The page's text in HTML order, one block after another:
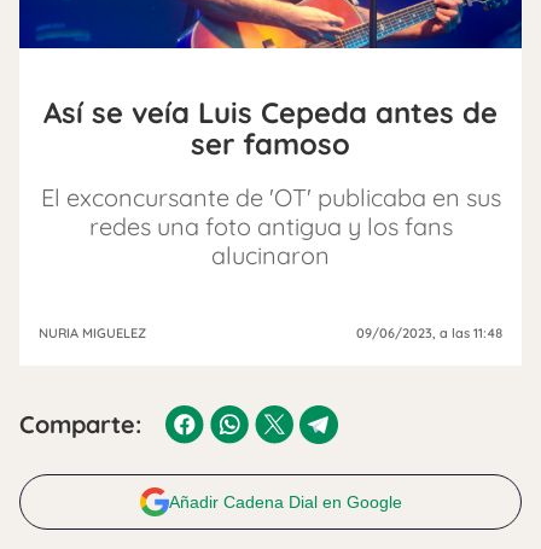
Así se veía Luis Cepeda antes de
ser famoso
El exconcursante de 'OT' publicaba en sus
redes una foto antigua y los fans
alucinaron
NURIA MIGUELEZ 09/06/2023, a las 11:48
Comparte:
Añadir Cadena Dial en Google